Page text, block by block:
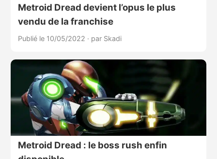
Metroid Dread devient l’opus le plus
vendu de la franchise
Publié le 10/05/2022 · par Skadi
Metroid Dread : le boss rush enfin